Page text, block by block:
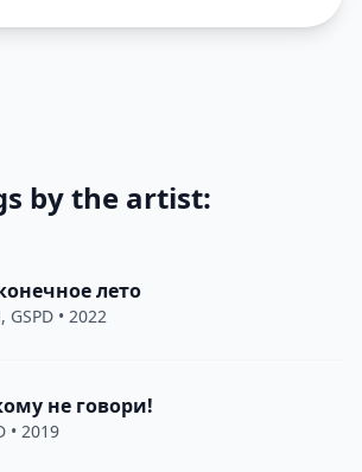
by the artist:
лето
, GSPD • 2022
не говори!
• 2019